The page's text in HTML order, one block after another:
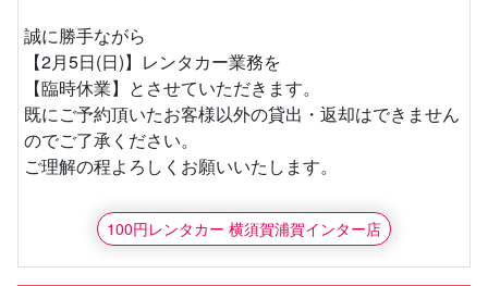
誠に勝手ながら
【2月5日(日)】レンタカー業務を
【臨時休業】とさせていただきます。
既にご予約頂いたお客様以外の貸出・返却はできません
のでご了承ください。
ご理解の程よろしくお願いいたします。
100円レンタカー 横須賀浦賀インター店